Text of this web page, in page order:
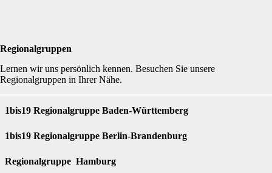
Regionalgruppen
Lernen wir uns persönlich kennen. Besuchen Sie unsere
Regionalgruppen in Ihrer Nähe.
1bis19 Regionalgruppe Baden-Württemberg
1bis19 Regionalgruppe Berlin-Brandenburg
Regionalgruppe Hamburg